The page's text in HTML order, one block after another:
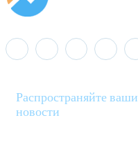
Распространяйте ваши
новости